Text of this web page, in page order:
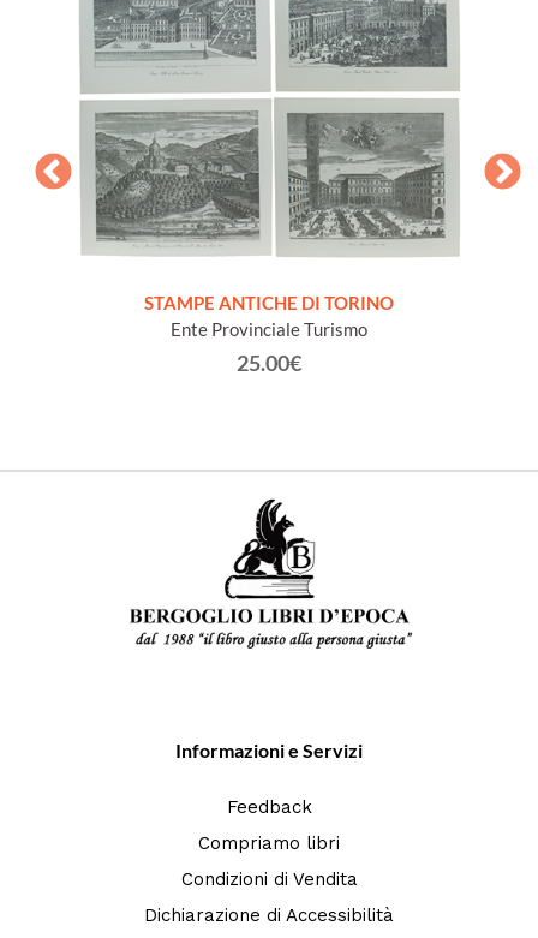
STAMPE ANTICHE DI TORINO
Ente Provinciale Turismo
25.00€
Informazioni e Servizi
Feedback
Compriamo libri
Condizioni di Vendita
Dichiarazione di Accessibilità